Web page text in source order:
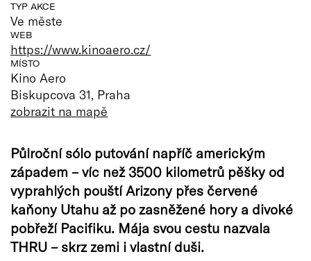
TYP AKCE
Ve měste
WEB
https://www.kinoaero.cz/
MÍSTO
Kino Aero
Biskupcova 31, Praha
zobrazit na mapě
Půlroční sólo putování napříč americkým
západem – víc než 3500 kilometrů pěšky od
vyprahlých pouští Arizony přes červené
kaňony Utahu až po zasněžené hory a divoké
pobřeží Pacifiku. Mája svou cestu nazvala
THRU – skrz zemi i vlastní duši.